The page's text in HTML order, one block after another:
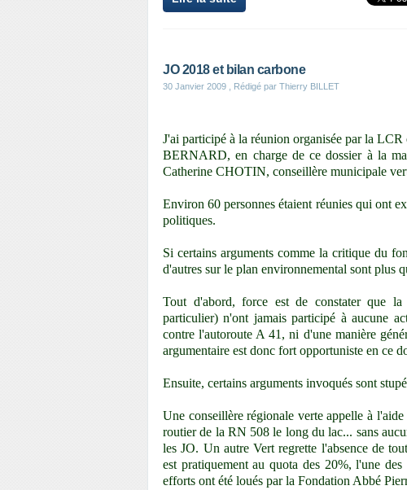
JO 2018 et bilan carbone
30 Janvier 2009 , Rédigé par Thierry BILLET
J'ai participé à la réunion organisée par la
BERNARD, en charge de ce dossier à la
Catherine CHOTIN, conseillère municipale
Environ 60 personnes étaient réunies qui ont
politiques.
Si certains arguments comme la critique du
d'autres sur le plan environnemental sont plus
Tout d'abord, force est de constater que
particulier) n'ont jamais participé à aucune
contre l'autoroute A 41, ni d'une manière
argumentaire est donc fort opportuniste en ce
Ensuite, certains arguments invoqués sont
Une conseillère régionale verte appelle à
routier de la RN 508 le long du lac... sans
les JO. Un autre Vert regrette l'absence de
est pratiquement au quota des 20%, l'une
efforts ont été loués par la Fondation Abbé